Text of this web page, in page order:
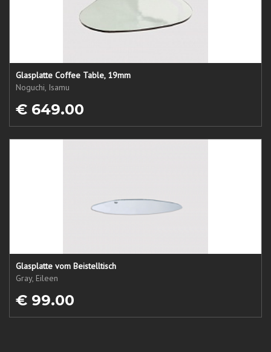
Glasplatte Coffee Table, 19mm
Noguchi, Isamu
€ 649.00
Glasplatte vom Beistelltisch
Gray, Eileen
€ 99.00